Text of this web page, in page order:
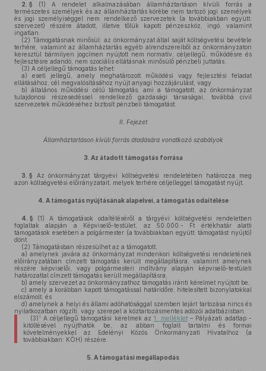
2. § (1) A rendelet alkalmazásában államháztartáson kívüli forrás a
természetes személyek és az államháztartás körébe nem tartozó jogi személyek
és jogi személyiséggel nem rendelkező szervezetek (a továbbiakban együtt:
szervezet) részére átadott, illetve tőlük kapott pénzeszköz, ingó, valamint
ingatlan.
(2) Támogatásnak minősül: az önkormányzat által saját költségvetési bevétele
terhére, valamint az államháztartás egyéb alrendszereiből az önkormányzaton
keresztül bármilyen jogcímen nyújtott nem normatív, céljellegű, működésre és
fejlesztésre adandó, nem szociális ellátásnak minősülő pénzbeli juttatás.
(3) A céljellegű támogatás lehet:
a) eseti jellegű, amely meghatározott működési vagy fejlesztési feladat
ellátásához, cél megvalósításához nyújt anyagi hozzájárulást, vagy
b) általános működési célú támogatás, ami a támogatott, az önkormányzat
tulajdonosi részesedéssel rendelkező gazdasági társaságai, továbbá civil
szervezetek működéséhez biztosít pénzbeli támogatást.
II. Fejezet
Államháztartáson kívüli forrás átadására vonatkozó szabályok
3. Az átadott támogatás forrása
3. § Az önkormányzat tárgyévi költségvetési rendeletében határozza meg
azon költségvetési előirányzatait, melyek terhére céljelleggel támogatást nyújt.
4. A támogatás nyújtásának alapelvei, a támogatás odaítélése
4. § (1)
A támogatások odaítéléséről a tárgyévi költségvetési rendeletben
foglaltak alapján a Képviselő-testület, az 50.000.- Ft értékhatár alatti
támogatások esetében a polgármester (a továbbiakban együtt: támogatást nyújtó)
dönt.
(2) Támogatásban részesülhet az a támogatott,
a) amelynek javára az önkormányzat mindenkori költségvetési rendeletének
előirányzatában címzett támogatás került megállapításra, valamint amelynek
részére képviselői, vagy polgármesteri indítvány alapján képviselő-testületi
határozattal címzett támogatás került megállapításra,
b) amely szervezet az önkormányzathoz támogatás iránti kérelmet nyújtott be,
c) amely a korábban kapott támogatással határidőre, hitelesített bizonylatokkal
elszámolt, és
d) amelynek a helyi és állami adóhatósággal szemben lejárt tartozása nincs és
nyilatkozatban rögzíti, vagy szerepel a köztartozásmentes adózói adatbázisban.
(3) 1 A céljellegű támogatási kérelmek az1. melléklet– Pályázati adatlap -
kitöltésével nyújthatók be, az abban foglalt tartalmi és formai
követelményekkel az Edelényi Közös Önkormányzati Hivatalhoz (a
továbbiakban: KÖH) részére.
5. A támogatási megállapodás